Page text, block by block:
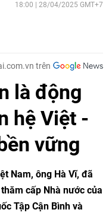
18:00 | 28/04/2025 GMT+7
trên
là động
hệ Việt -
vững
Nam, ông Hà Vĩ, đã
cấp Nhà nước của
Tập Cận Bình và